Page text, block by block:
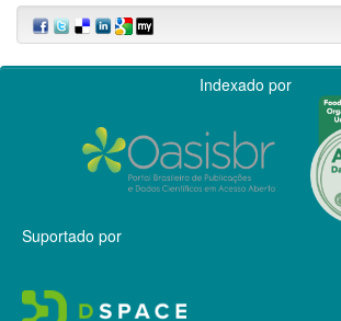
Indexado por
Suportado por